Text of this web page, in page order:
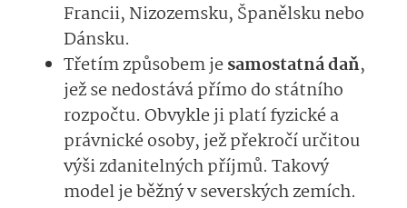
Francii, Nizozemsku, Španělsku nebo
Dánsku.
Třetím způsobem jesamostatná daň,
jež se nedostává přímo do státního
rozpočtu. Obvykle ji platí fyzické a
právnické osoby, jež překročí určitou
výši zdanitelných příjmů. Takový
model je běžný v severských zemích.